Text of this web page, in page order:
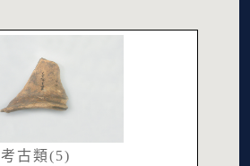
考古類(5)